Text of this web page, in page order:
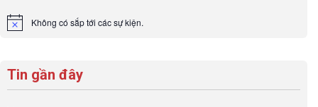
Notice Không có sắp tới các sự kiện.
Tin gần đây